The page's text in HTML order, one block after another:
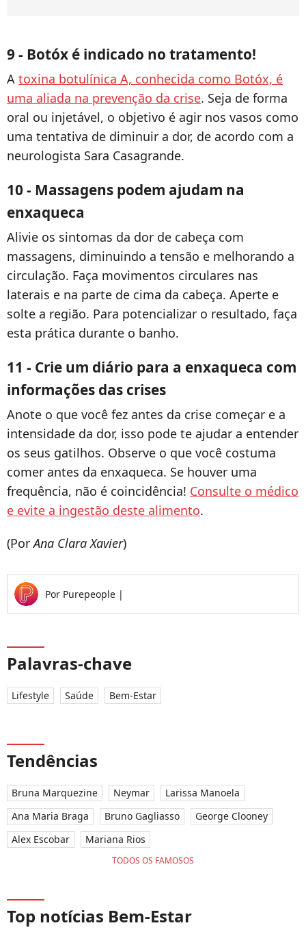
9 - Botóx é indicado no tratamento!
A toxina botulínica A, conhecida como Botóx, é
uma aliada na prevenção da crise. Seja de forma
oral ou injetável, o objetivo é agir nos vasos como
uma tentativa de diminuir a dor, de acordo com a
neurologista Sara Casagrande.
10 - Massagens podem ajudam na
enxaqueca
Alivie os sintomas da dor de cabeça com
massagens, diminuindo a tensão e melhorando a
circulação. Faça movimentos circulares nas
laterais e na parte de cima da cabeça. Aperte e
solte a região. Para potencializar o resultado, faça
esta prática durante o banho.
11 - Crie um diário para a enxaqueca com
informações das crises
Anote o que você fez antes da crise começar e a
intensidade da dor, isso pode te ajudar a entender
os seus gatilhos. Observe o que você costuma
comer antes da enxaqueca. Se houver uma
frequência, não é coincidência! Consulte o médico
e evite a ingestão deste alimento.
(PorAna Clara Xavier)
Por Purepeople |
Palavras-chave
Lifestyle Saúde Bem-Estar
Tendências
Bruna Marquezine Neymar
Larissa Manoela
Ana Maria Braga
Bruno Gagliasso
George Clooney
Alex Escobar
Mariana Rios
TODOS OS FAMOSOS
Top notícias Bem-Estar